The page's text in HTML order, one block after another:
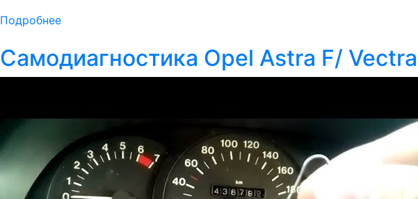
Подробнее
Самодиагностика Opel Astra F/